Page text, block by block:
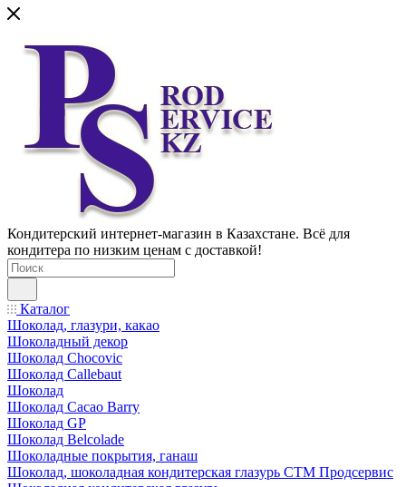
Кондитерский интернет-магазин в Казахстане. Всё для
кондитера по низким ценам с доставкой!
Каталог
Шоколад, глазури, какао
Шоколадный декор
Шоколад Chocovic
Шоколад Callebaut
Шоколад
Шоколад Cacao Barry
Шоколад GP
Шоколад Belcolade
Шоколадные покрытия, ганаш
Шоколад, шоколадная кондитерская глазурь СТМ Продсервис